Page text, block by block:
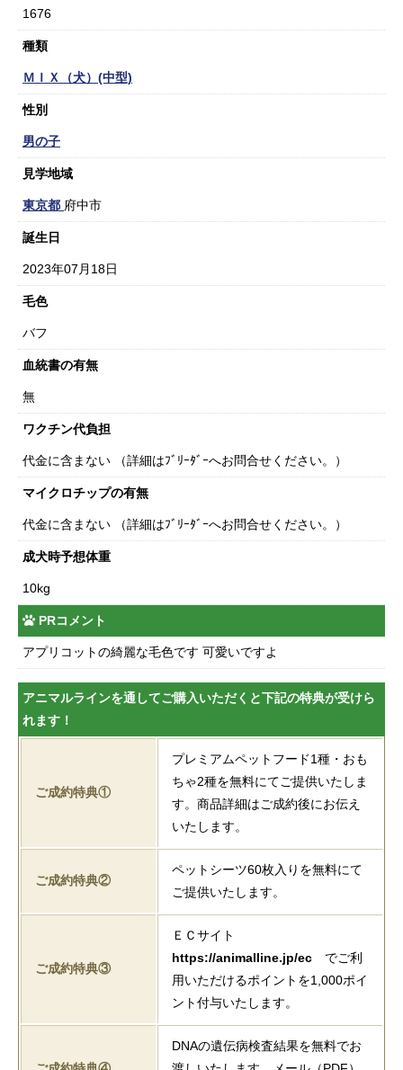
1676
種類
ＭＩＸ（犬）(中型)
性別
男の子
見学地域
東京都 府中市
誕生日
2023年07月18日
毛色
バフ
血統書の有無
無
ワクチン代負担
代金に含まない （詳細はﾌﾞﾘｰﾀﾞｰへお問合せください。）
マイクロチップの有無
代金に含まない （詳細はﾌﾞﾘｰﾀﾞｰへお問合せください。）
成犬時予想体重
10kg
PRコメント
アプリコットの綺麗な毛色です 可愛いですよ
アニマルラインを通してご購入いただくと下記の特典が受けら
れます！
ご成約特典①
プレミアムペットフード1種・おも
ちゃ2種を無料にてご提供いたしま
す。商品詳細はご成約後にお伝え
いたします。
ご成約特典②
ペットシーツ60枚入りを無料にて
ご提供いたします。
ご成約特典③
ＥＣサイト
https://animalline.jp/ec でご利
用いただけるポイントを1,000ポイ
ント付与いたします。
DNAの遺伝病検査結果を無料でお